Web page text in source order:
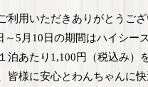
利用いただきありがとうござ
～5月10日の期間はハイシー
泊あたり1,100円（税込み）
皆様に安心とわんちゃんに